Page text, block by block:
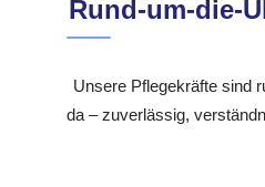
Rund-um-die-
Unsere Pflegekräfte sind
da – zuverlässig,